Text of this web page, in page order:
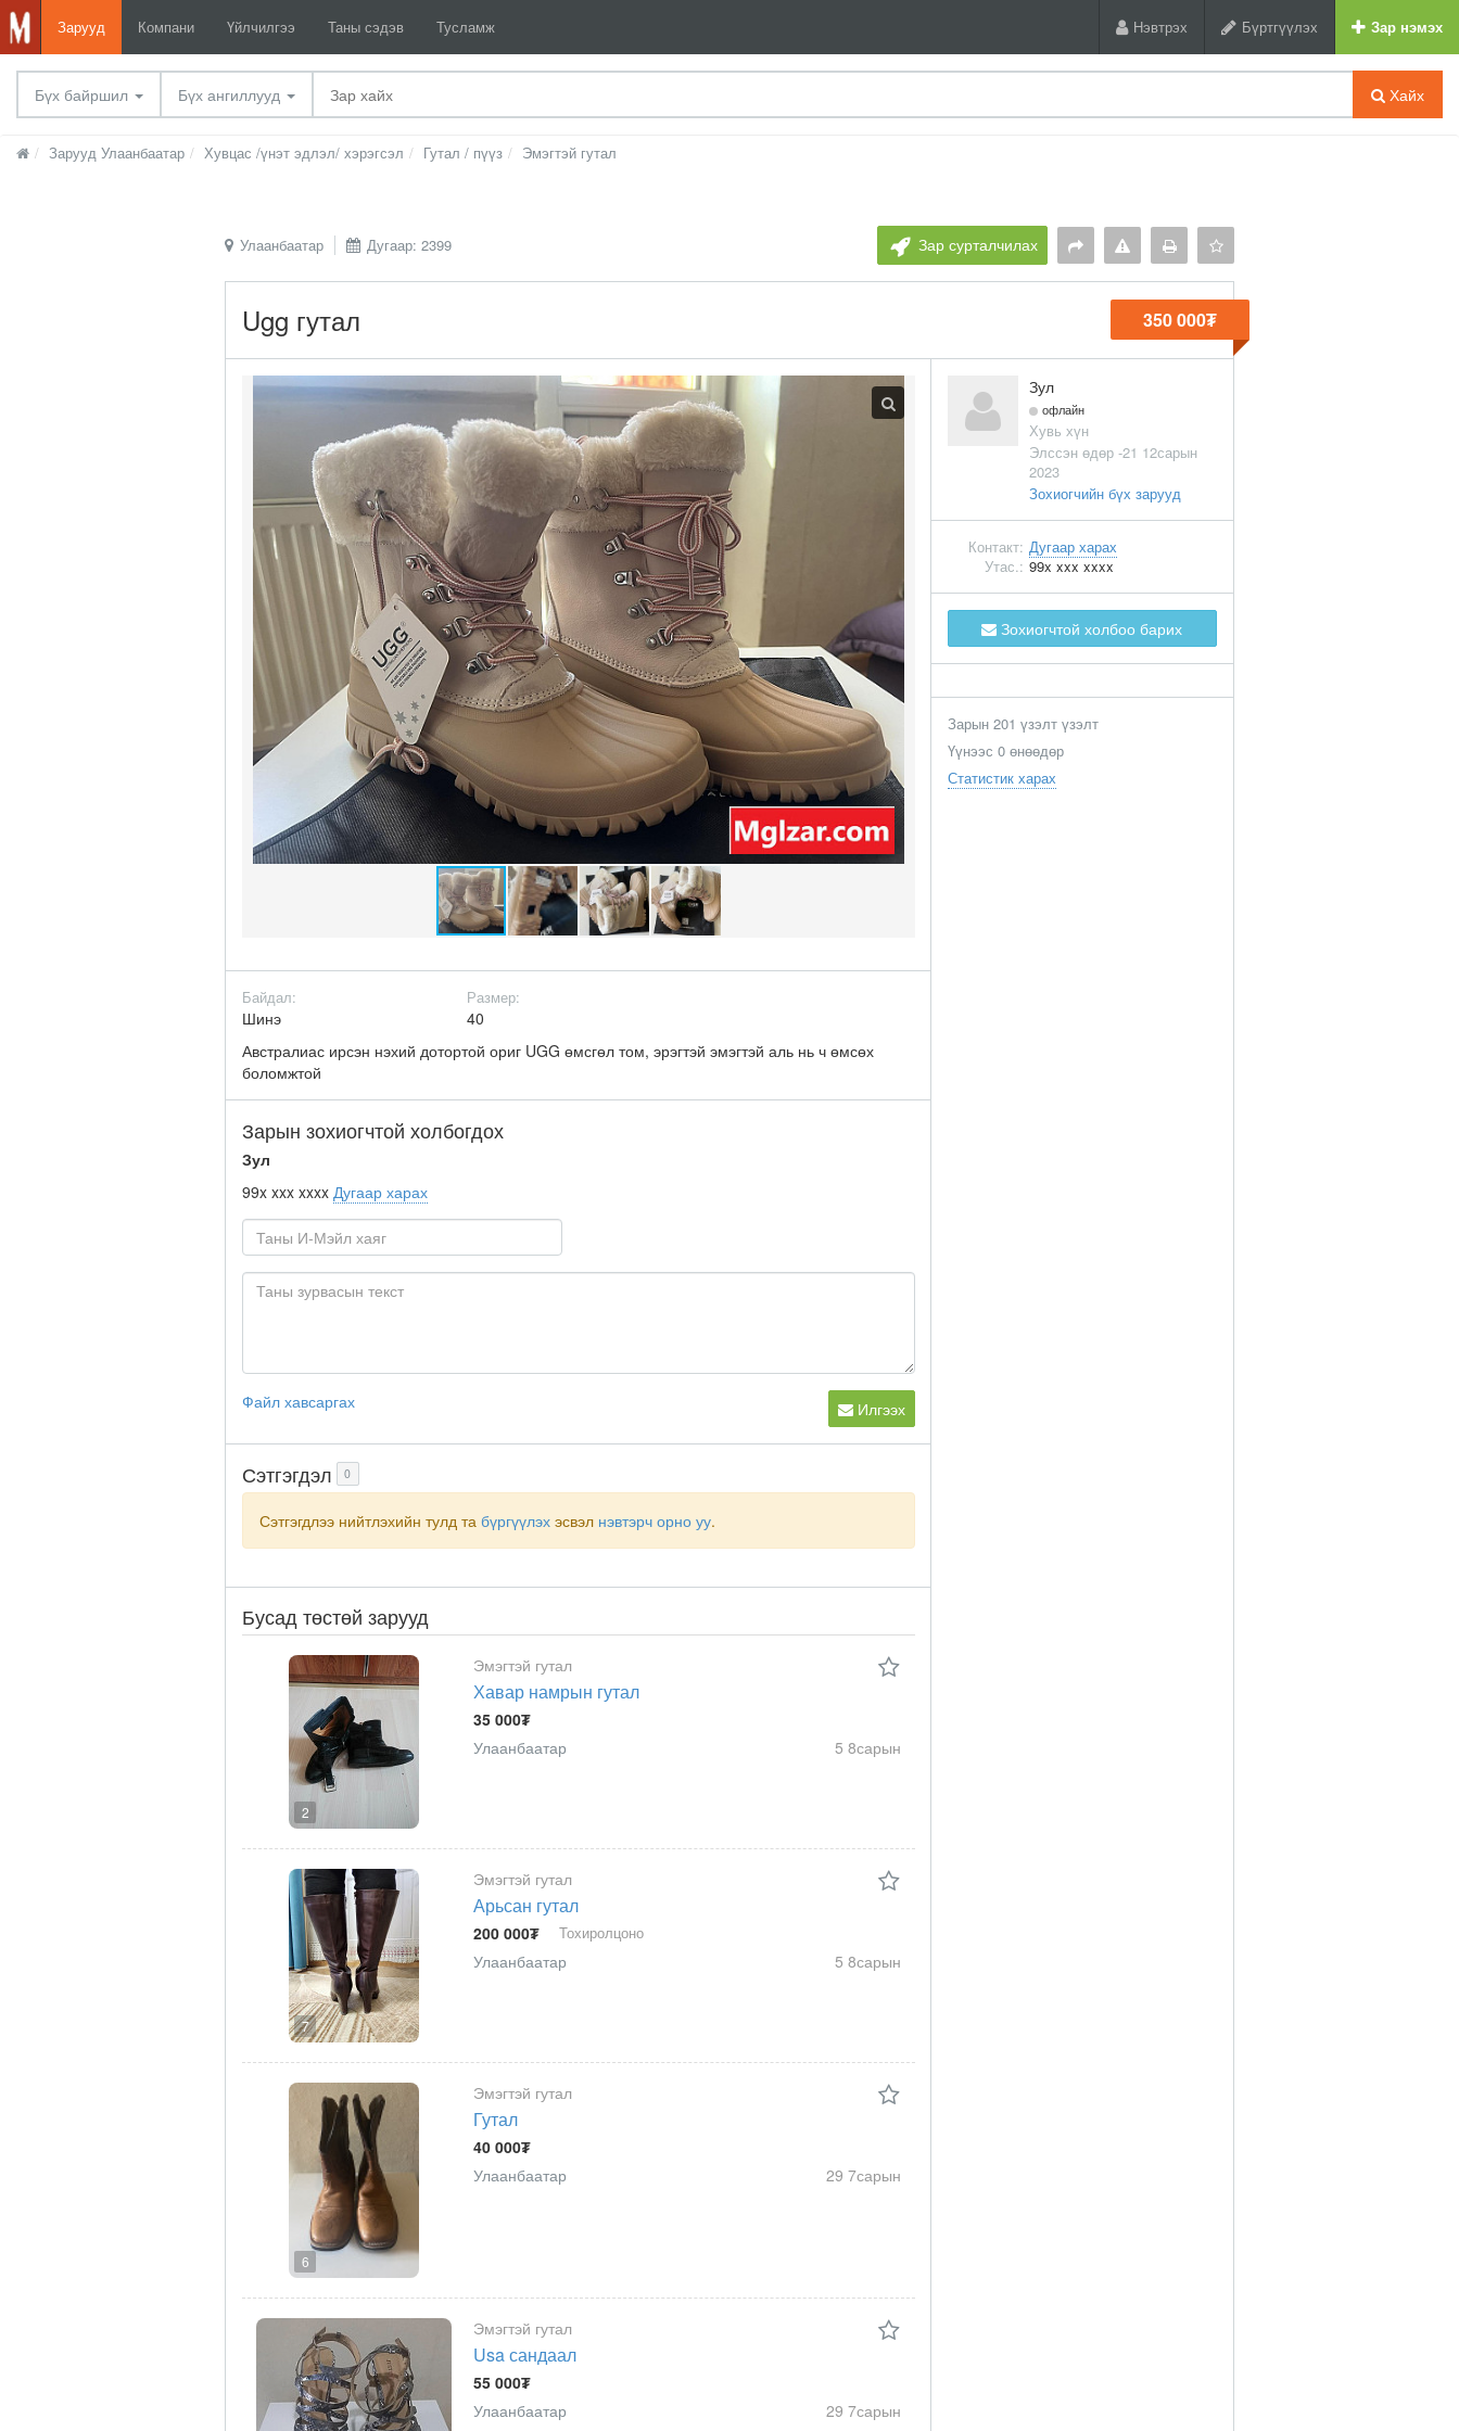
Зарууд Компани Үйлчилгээ Таны сэдэв Тусламж Нэвтрэх Бүртгүүлэх Зар нэмэх
Бүх байршил Бүх ангиллууд Хайх
Зарууд Улаанбаатар Хувцас /үнэт эдлэл/ хэрэгсэл Гутал / пүүз Эмэгтэй гутал
Улаанбаатар Дугаар: 2399 Зар сурталчилах
Ugg гутал 350 000₮
Байдал:
Шинэ
Размер:
40
Австралиас ирсэн нэхий дотортой ориг UGG өмсгөл том, эрэгтэй эмэгтэй аль нь ч өмсөх
боломжтой
Зарын зохиогчтой холбогдох
Зул
99x xxx xxxx Дугаар харах
Файл хавсаргах Илгээх
Сэтгэгдэл 0
Сэтгэгдлээ нийтлэхийн тулд та бүргүүлэх эсвэл нэвтэрч орно уу.
Бусад төстөй зарууд
2
Эмэгтэй гутал
Хавар намрын гутал
35 000₮
Улаанбаатар
5 8сарын
7
Эмэгтэй гутал
Арьсан гутал
200 000₮ Тохиролцоно
Улаанбаатар 5 8сарын
6
Эмэгтэй гутал
Гутал
40 000₮
Улаанбаатар
29 7сарын
Эмэгтэй гутал
Usa сандаал
55 000₮
Улаанбаатар
29 7сарын
Зул
офлайн
Хувь хүн
Элссэн өдөр -21 12сарын
2023
Зохиогчийн бүх зарууд
Контакт: Дугаар харах
Утас.: 99x xxx xxxx
Зохиогчтой холбоо барих
Зарын 201 үзэлт үзэлт
Үүнээс 0 өнөөдөр
Статистик харах